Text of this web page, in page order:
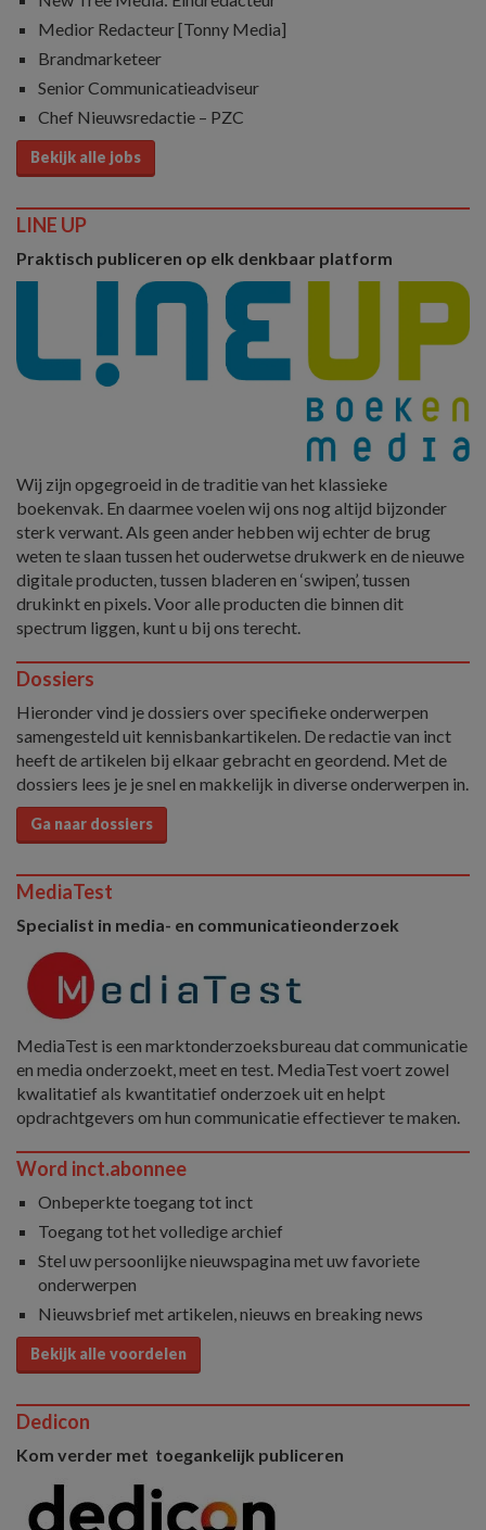
Medior Redacteur [Tonny Media]
Brandmarketeer
Senior Communicatieadviseur
Chef Nieuwsredactie – PZC
Bekijk alle jobs
LINE UP
Praktisch publiceren op elk denkbaar platform
Wij zijn opgegroeid in de traditie van het klassieke
boekenvak. En daarmee voelen wij ons nog altijd bijzonder
sterk verwant. Als geen ander hebben wij echter de brug
weten te slaan tussen het ouderwetse drukwerk en de nieuwe
digitale producten, tussen bladeren en ‘swipen’, tussen
drukinkt en pixels. Voor alle producten die binnen dit
spectrum liggen, kunt u bij ons terecht.
Dossiers
Hieronder vind je dossiers over specifieke onderwerpen
samengesteld uit kennisbankartikelen. De redactie van inct
heeft de artikelen bij elkaar gebracht en geordend. Met de
dossiers lees je je snel en makkelijk in diverse onderwerpen in.
Ga naar dossiers
MediaTest
Specialist in media- en communicatieonderzoek
MediaTest is een marktonderzoeksbureau dat communicatie
en media onderzoekt, meet en test. MediaTest voert zowel
kwalitatief als kwantitatief onderzoek uit en helpt
opdrachtgevers om hun communicatie effectiever te maken.
Word inct.abonnee
Onbeperkte toegang tot inct
Toegang tot het volledige archief
Stel uw persoonlijke nieuwspagina met uw favoriete
onderwerpen
Nieuwsbrief met artikelen, nieuws en breaking news
Bekijk alle voordelen
Dedicon
Kom verder met toegankelijk publiceren